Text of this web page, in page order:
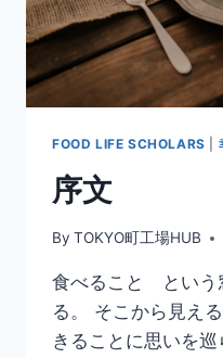
FOOD LIFE SCHOLARS
序文
By TOKYO町工場HUB
食べること という
る。 そこから見え
きることに思いを巡